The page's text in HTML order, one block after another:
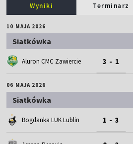
Wyniki Terminarz
10 MAJA 2026
Siatkówka
Aluron CMC Zawiercie 3 - 1
06 MAJA 2026
Siatkówka
Bogdanka LUK Lublin 1 - 3